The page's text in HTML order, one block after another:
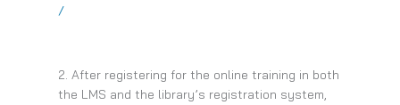
/
2. After registering for the online training in both
the LMS and the library’s registration system,